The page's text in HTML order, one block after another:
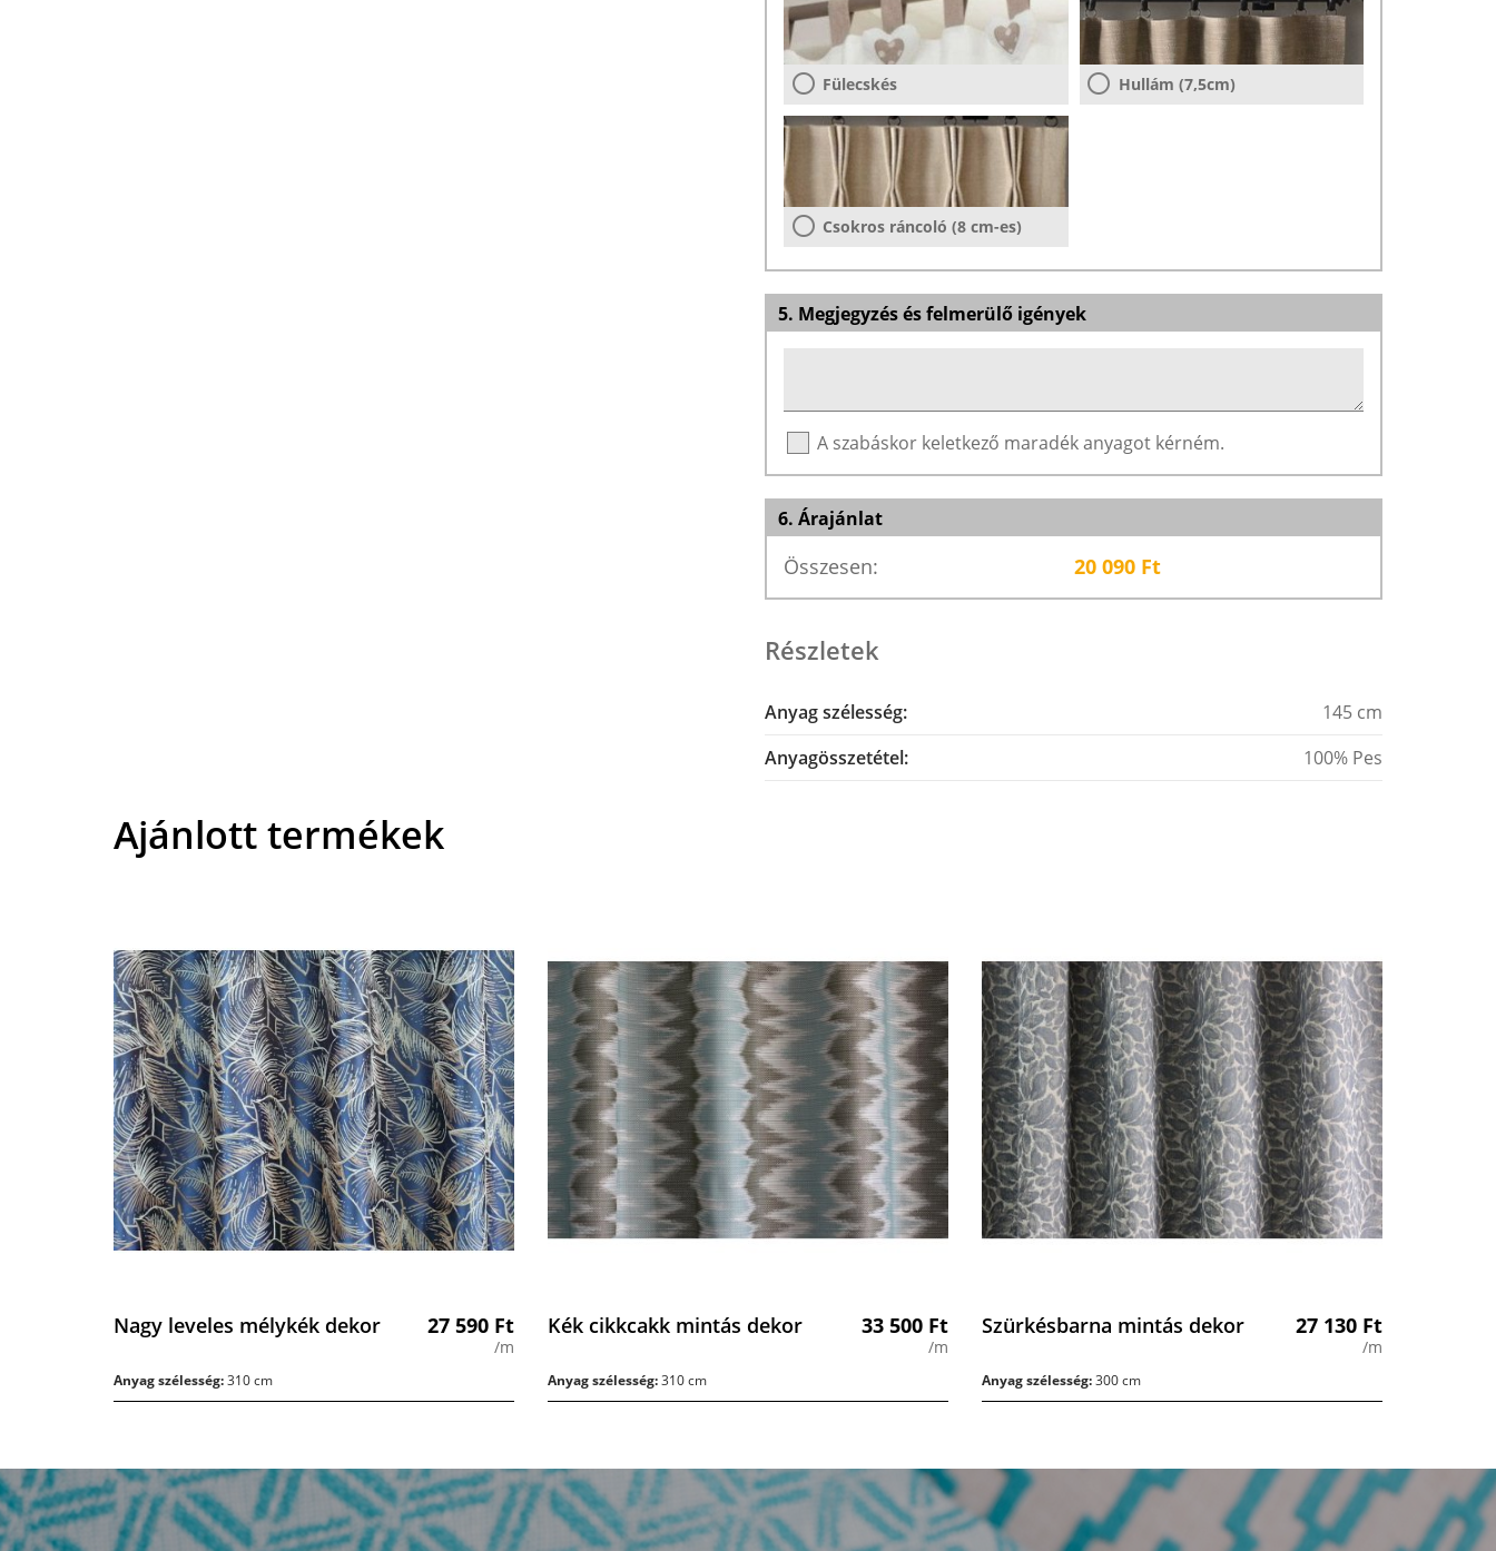
Fülecskés Hullám (7,5cm)
Csokros ráncoló (8 cm-es)
5. Megjegyzés és felmerülő igények
A szabáskor keletkező maradék anyagot kérném.
6. Árajánlat
Összesen: 20 090Ft
Részletek
Anyag szélesség:
145 cm
Anyagösszetétel:
100% Pes
Ajánlott termékek
Nagy leveles mélykék dekor 27 590 Ft
/m
Anyag szélesség:310 cm
Kék cikkcakk mintás dekor 33 500 Ft
/m
Anyag szélesség:310 cm
Szürkésbarna mintás dekor 27 130 Ft
/m
Anyag szélesség:300 cm